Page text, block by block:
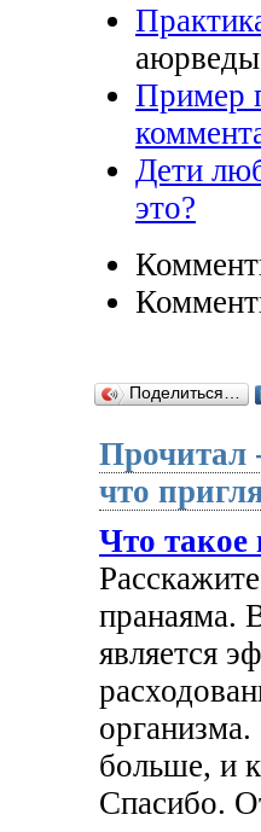
Пример
Дети
это?
Поделиться…
Прочитал
что
Что такое
пранаяма.
является
больше, и
Спасибо.